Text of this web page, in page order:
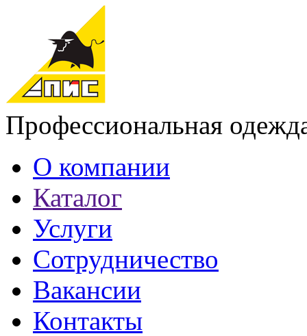
Профессиональная
О компании
Каталог
Услуги
Сотрудничество
Вакансии
Контакты